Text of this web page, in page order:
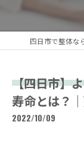
【四日市】
寿命とは？
2022/10/09